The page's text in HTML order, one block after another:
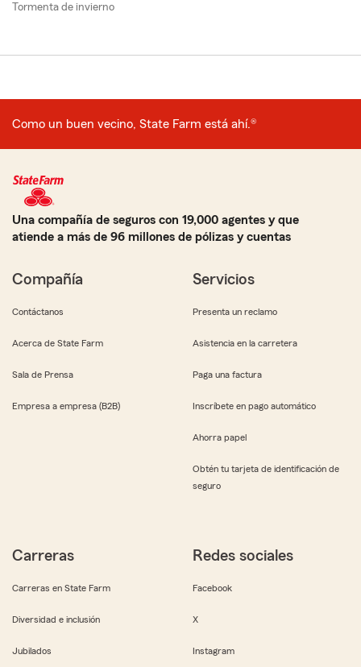
Tormenta de invierno
Como un buen vecino, State Farm está ahí.®
Una compañía de seguros con 19,000 agentes y que
atiende a más de 96 millones de pólizas y cuentas
Compañía
Contáctanos
Acerca de State Farm
Sala de Prensa
Empresa a empresa (B2B)
Servicios
Presenta un reclamo
Asistencia en la carretera
Paga una factura
Inscríbete en pago automático
Ahorra papel
Obtén tu tarjeta de identificación de
seguro
Carreras
Carreras en State Farm
Diversidad e inclusión
Jubilados
Redes sociales
Facebook
X
Instagram